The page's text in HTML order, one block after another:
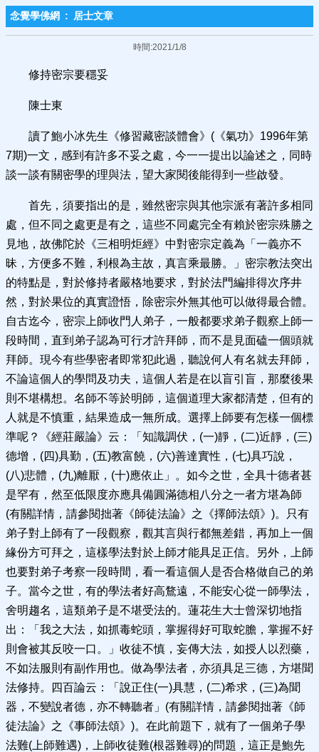
念覺學佛網 : 居士文章
時間:2021/1/8
修持密宗要穩妥
陳士東
讀了鮑小冰先生《修習藏密談體會》(《氣功》1996年第
7期)一文，感到有許多不妥之處，今一一提出以論述之，同時
談一談有關密學的理與法，望大家閱後能得到一些啟發。
首先，須要指出的是，雖然密宗與其他宗派有著許多相同
處，但不同之處更是有之，這些不同處完全有賴於密宗殊勝之
見地，故佛陀於《三相明炬經》中對密宗定義為「一義亦不
昧，方便多不難，利根為主故，真言乘最勝。」密宗教法突出
的特點是，對於修持者嚴格地要求，對於法門編排得次序井
然，對於果位的真實證悟，除密宗外無其他可以做得最合體。
自古迄今，密宗上師收門人弟子，一般都要求弟子觀察上師一
段時間，直到弟子認為可行才許拜師，而不是見面磕一個頭就
拜師。現今有些學密者即常犯此過，聽說何人有名就去拜師，
不論這個人的學問及功夫，這個人若是在以盲引盲，那麼後果
則不堪構想。名師不等於明師，這個道理大家都清楚，但有的
人就是不慎重，結果造成一無所成。選擇上師要有怎樣一個標
準呢？《經莊嚴論》云：「知識調伏，(一)靜，(二)近靜，(三)
德增，(四)具勤，(五)教富饒，(六)善達實性，(七)具巧說，
(八)悲體，(九)離厭，(十)應依止」。如今之世，全具十德者甚
是罕有，然至低限度亦應具備圓滿德相八分之一者方堪為師
(有關詳情，請參閱拙著《師徒法論》之《擇師法頌》)。只有
弟子對上師有了一段觀察，觀其言與行都無差錯，再加上一個
緣份方可拜之，這樣學法對於上師才能具足正信。另外，上師
也要對弟子考察一段時間，看一看這個人是否合格做自己的弟
子。當今之世，有的學法者好高鶩遠，不能安心從一師學法，
舍明趨名，這類弟子是不堪受法的。蓮花生大士曾深切地指
出：「我之大法，如抓毒蛇頭，掌握得好可取蛇膽，掌握不好
則會被其反咬一口。」收徒不慎，妄傳大法，如授人以烈藥，
不如法服則有副作用也。做為學法者，亦須具足三德，方堪聞
法修持。四百論云：「說正住(一)具慧，(二)希求，(三)為聞
器，不變說者德，亦不轉聽者」(有關詳情，請參閱拙著《師
徒法論》之《事師法頌》)。在此前題下，就有了一個弟子學
法難(上師難遇)，上師收徒難(根器難尋)的問題，這正是鮑先